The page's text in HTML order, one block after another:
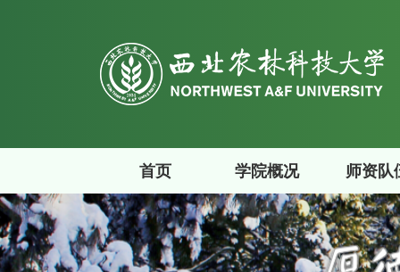
首页 学院概况 师资队